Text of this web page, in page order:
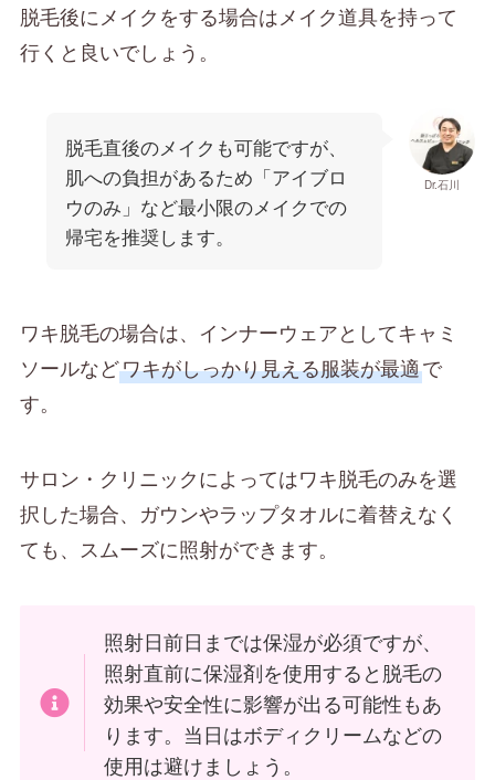
脱毛後にメイクをする場合はメイク道具を持って
行くと良いでしょう。
Dr.石川
脱毛直後のメイクも可能ですが、
肌への負担があるため「アイブロ
ウのみ」など最小限のメイクでの
帰宅を推奨します。
ワキ脱毛の場合は、インナーウェアとしてキャミ
ソールなどワキがしっかり見える服装が最適で
す。
サロン・クリニックによってはワキ脱毛のみを選
択した場合、ガウンやラップタオルに着替えなく
ても、スムーズに照射ができます。
照射日前日までは保湿が必須ですが、
照射直前に保湿剤を使用すると脱毛の
効果や安全性に影響が出る可能性もあ
ります。当日はボディクリームなどの
使用は避けましょう。